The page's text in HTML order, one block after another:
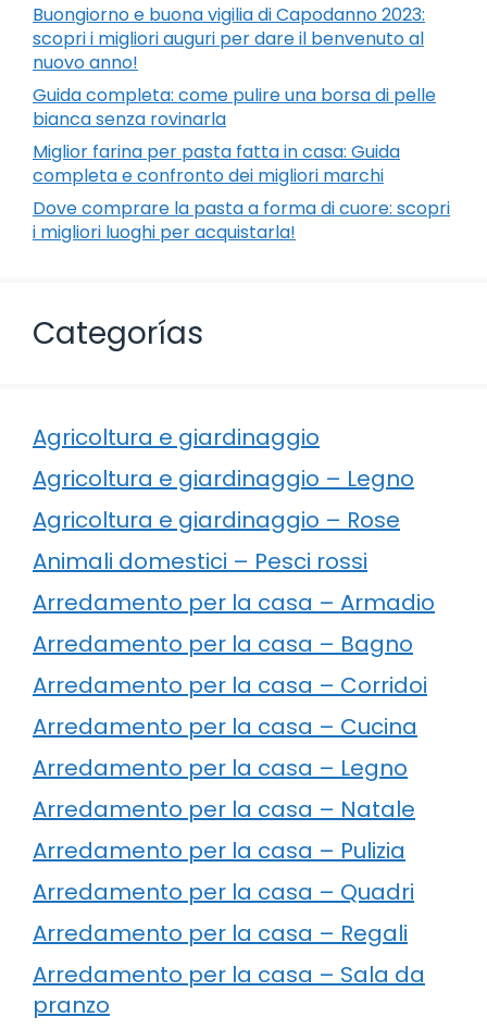
Buongiorno e buona vigilia di Capodanno 2023:
scopri i migliori auguri per dare il benvenuto al
nuovo anno!
Guida completa: come pulire una borsa di pelle
bianca senza rovinarla
Miglior farina per pasta fatta in casa: Guida
completa e confronto dei migliori marchi
Dove comprare la pasta a forma di cuore: scopri
i migliori luoghi per acquistarla!
Categorías
Agricoltura e giardinaggio
Agricoltura e giardinaggio – Legno
Agricoltura e giardinaggio – Rose
Animali domestici – Pesci rossi
Arredamento per la casa – Armadio
Arredamento per la casa – Bagno
Arredamento per la casa – Corridoi
Arredamento per la casa – Cucina
Arredamento per la casa – Legno
Arredamento per la casa – Natale
Arredamento per la casa – Pulizia
Arredamento per la casa – Quadri
Arredamento per la casa – Regali
Arredamento per la casa – Sala da
pranzo